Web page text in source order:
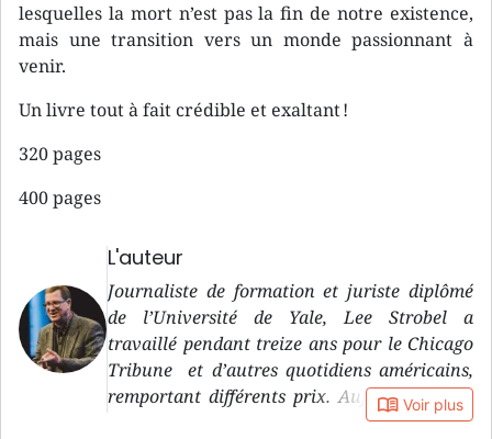
lesquelles la mort n’est pas la fin de notre existence,
mais une transition vers un monde passionnant à
venir.
Un livre tout à fait crédible et exaltant !
320 pages
400 pages
L'auteur
Journaliste de formation et juriste diplômé
de l’Université de Yale, Lee Strobel a
travaillé pendant treize ans pour le Chicago
Tribune et d’autres quotidiens américains,
remportant différents prix. Aujourd’hui, cet
ancien athée exerce un ministère pastoral et
book_open Voir plus